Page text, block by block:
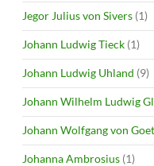
Jegor Julius von Sivers (1)
Johann Ludwig Tieck (1)
Johann Ludwig Uhland (9)
Johann Wilhelm Ludwig
Johann Wolfgang von
Johanna Ambrosius (1)